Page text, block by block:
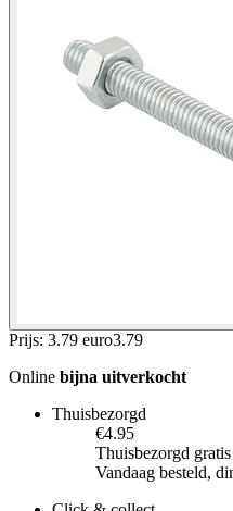
Prijs: 3.79 euro3.79
Online bijna uitverkocht
Thuisbezorgd
€4.95
Thuisbezorgd
Vandaag besteld,